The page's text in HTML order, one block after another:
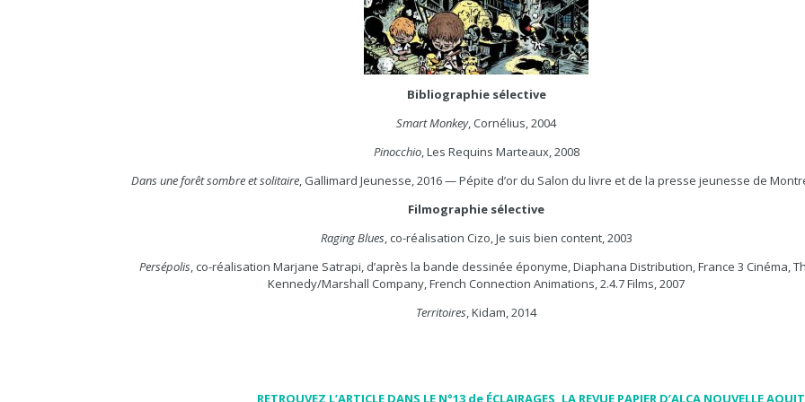
Bibliographie sélective
Smart Monkey, Cornélius, 2004
Pinocchio, Les Requins Marteaux, 2008
Dans une forêt sombre et solitaire, Gallimard Jeunesse, 2016 — Pépite d’or du Salon du livre et de la presse jeunesse de
Filmographie sélective
Raging Blues, co-réalisation Cizo, Je suis bien content, 2003
Persépolis, co-réalisation Marjane Satrapi, d’après la bande dessinée éponyme, Diaphana Distribution, France 3 Cinéma,
Kennedy/Marshall Company, French Connection Animations, 2.4.7 Films, 2007
Territoires, Kidam, 2014
RETROUVEZ L’ARTICLE DANS LE N°13 de ÉCLAIRAGES, LA REVUE PAPIER D’ALCA NOUVELLE